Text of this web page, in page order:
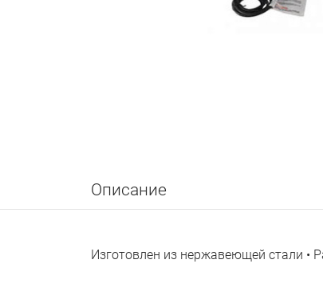
Описание
Изготовлен из нержавеющей стали •